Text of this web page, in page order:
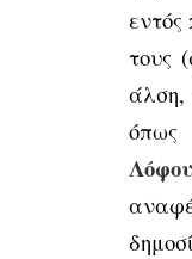
εντός
τους
άλση,
όπως